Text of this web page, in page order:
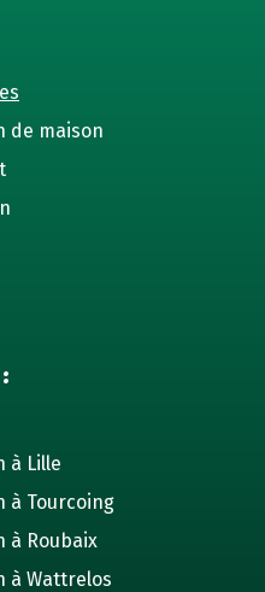
de maison
à Lille
à Tourcoing
à Roubaix
à Wattrelos